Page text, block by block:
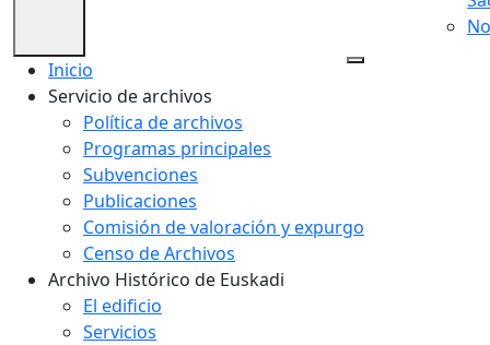
Inicio
Servicio de archivos
Política de archivos
Programas principales
Subvenciones
Publicaciones
Comisión de valoración y expurgo
Censo de Archivos
Archivo Histórico de Euskadi
El edificio
Servicios